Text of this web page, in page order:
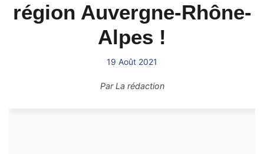
région Auvergne-Rhône-
Alpes !
19 Août 2021
ParLa rédaction